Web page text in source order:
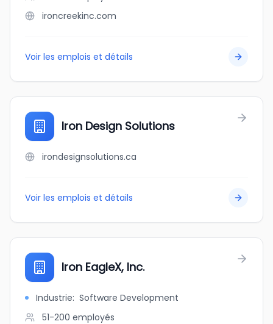
ironcreekinc.com
Voir les emplois et détails
Iron Design Solutions
irondesignsolutions.ca
Voir les emplois et détails
Iron EagleX, Inc.
Industrie: Software Development
51-200 employés